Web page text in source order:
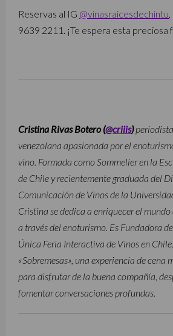
Reservas al IG @vinasraicesdechintu
9639 2211. ¡Te espera esta preciosa
Cristina Rivas Botero (@criiis)
venezolana apasionada por el
vino. Formada como Sommelier en la
de Chile y recientemente graduada del
Comunicación de Vinos de la
Cristina se dedica a enriquecer el
a través del enoturismo. Es Fundadora de
Única Feria Interactiva de Vinos en
«Sobremesas», una experiencia de cena
para disfrutar de la buena compañía,
fomentar conversaciones profundas.